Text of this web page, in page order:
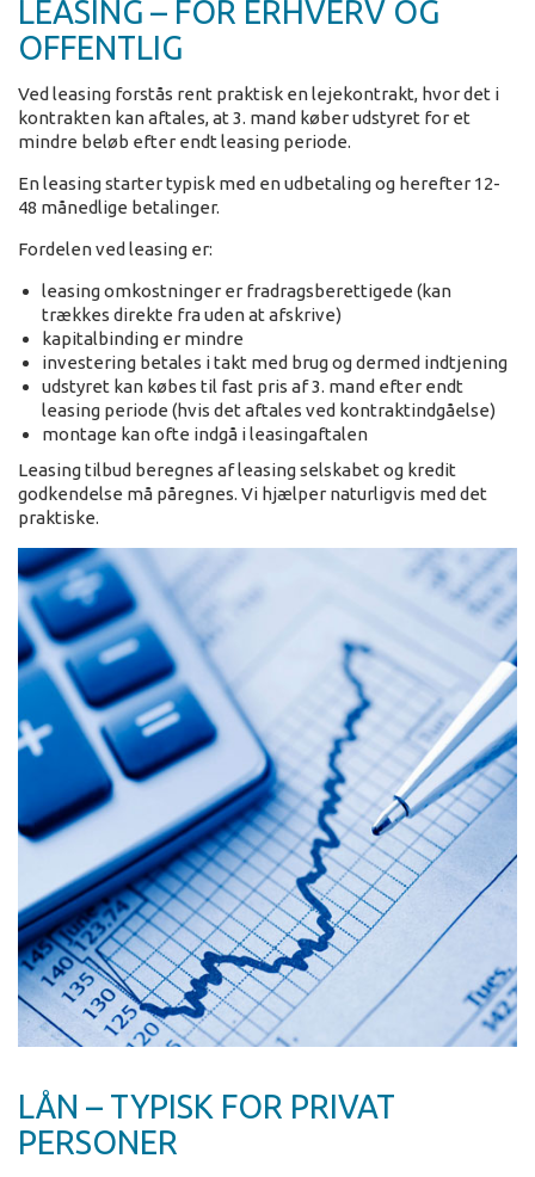
LEASING – FOR ERHVERV OG
OFFENTLIG
Ved leasing forstås rent praktisk en lejekontrakt, hvor det i
kontrakten kan aftales, at 3. mand køber udstyret for et
mindre beløb efter endt leasing periode.
En leasing starter typisk med en udbetaling og herefter 12-
48 månedlige betalinger.
Fordelen ved leasing er:
leasing omkostninger er fradragsberettigede (kan
trækkes direkte fra uden at afskrive)
kapitalbinding er mindre
investering betales i takt med brug og dermed indtjening
udstyret kan købes til fast pris af 3. mand efter endt
leasing periode (hvis det aftales ved kontraktindgåelse)
montage kan ofte indgå i leasingaftalen
Leasing tilbud beregnes af leasing selskabet og kredit
godkendelse må påregnes. Vi hjælper naturligvis med det
praktiske.
LÅN – TYPISK FOR PRIVAT
PERSONER